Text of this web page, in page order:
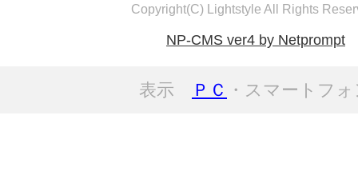
Copyright(C) Lightstyle All Rights
NP-CMS ver4 by Netprompt
表示 ＰＣ ・スマートフ